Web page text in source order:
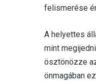
felismerése
A helyettes
mint
ösztönözze
önmagában